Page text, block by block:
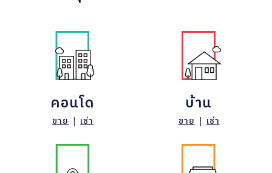
คอนโด
ขาย | เช่า
บ้าน
ขาย | เช่า